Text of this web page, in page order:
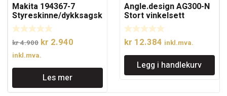
Makita 194367-7
Styreskinne/dykksagsk
inne 3000mm
kr4.900 Opprinnelig
pris
var:
kr 4.900.
kr 2.940
er:
inkl.mva.
Les mer
Angle.design AG300-N
Stort vinkelsett
kr 12.384 inkl.mva.
Legg i handlekurv